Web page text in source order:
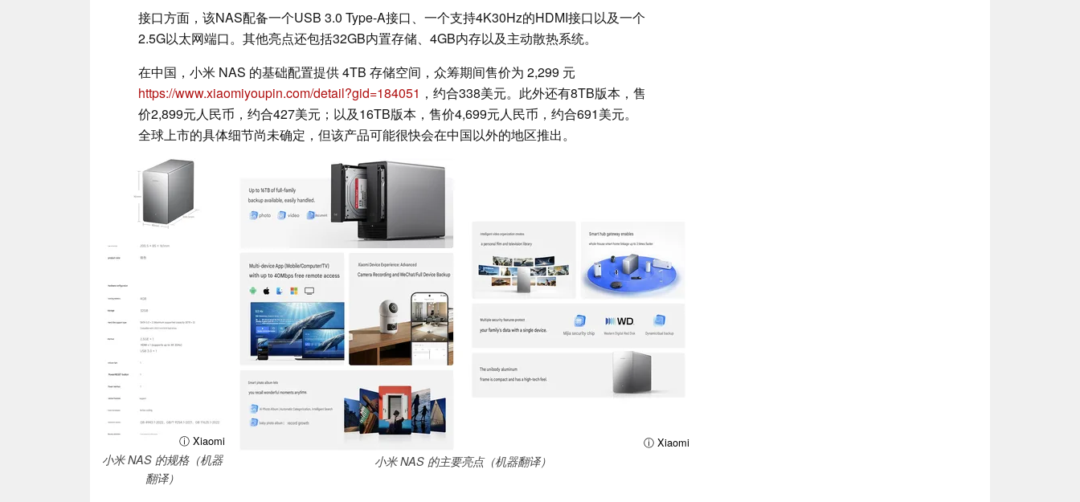
接口方面，该NAS配备一个USB 3.0 Type-A接口、一个支持4K30Hz的HDMI接口以及一个
2.5G以太网端口。其他亮点还包括32GB内置存储、4GB内存以及主动散热系统。
在中国，小米 NAS 的基础配置提供 4TB 存储空间，众筹期间售价为 2,299 元
https://www.xiaomiyoupin.com/detail?gid=184051 ，约合338美元。此外还有8TB版本，售
价2,899元人民币，约合427美元；以及16TB版本，售价4,699元人民币，约合691美元。
全球上市的具体细节尚未确定，但该产品可能很快会在中国以外的地区推出。
ⓘ Xiaomi
小米 NAS 的规格（机器
翻译）
ⓘ Xiaomi
小米 NAS 的主要亮点（机器翻译）